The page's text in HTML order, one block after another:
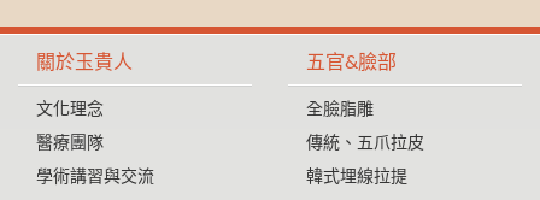
關於玉貴人
文化理念
醫療團隊
學術講習與交流
五官&臉部
全臉脂雕
傳統、五爪拉皮
韓式埋線拉提